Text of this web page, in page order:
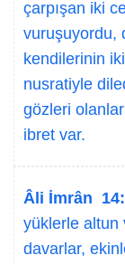
çarpışan iki
vuruşuyordu,
kendilerinin
nusratiyle
gözleri
ibret var.
Âli İmrân 14:
yüklerle altun
davarlar,